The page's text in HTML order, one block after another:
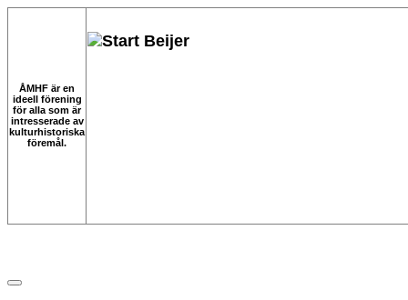
ÅMHF är en
ideell förening
för alla som är
intresserade av
kulturhistoriska
föremål.